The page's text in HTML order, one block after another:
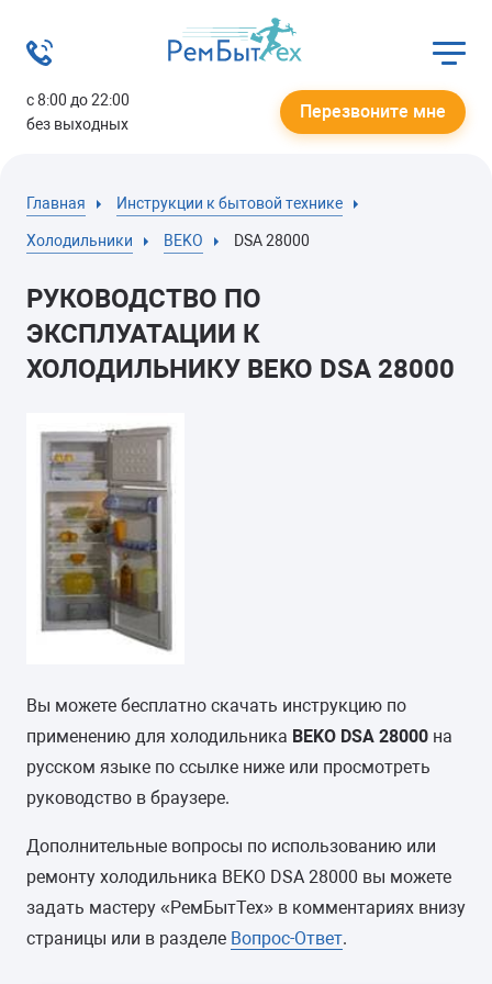
с 8:00 до 22:00
без выходных
Перезвоните мне
Главная Инструкции к бытовой технике
Холодильники BEKO DSA 28000
РУКОВОДСТВО ПО
ЭКСПЛУАТАЦИИ К
ХОЛОДИЛЬНИКУ BEKO DSA 28000
Вы можете бесплатно скачать инструкцию по
применению для холодильника BEKO DSA 28000 на
русском языке по ссылке ниже или просмотреть
руководство в браузере.
Дополнительные вопросы по использованию или
ремонту холодильника BEKO DSA 28000 вы можете
задать мастеру «РемБытТех» в комментариях внизу
страницы или в разделе Вопрос-Ответ.